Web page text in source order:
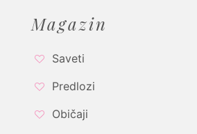
Magazin
Saveti
Predlozi
Običaji